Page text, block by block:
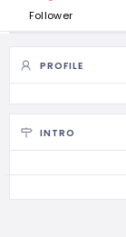
Follower
PROFILE
INTRO